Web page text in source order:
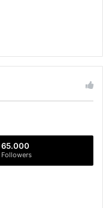
65.000
Followers